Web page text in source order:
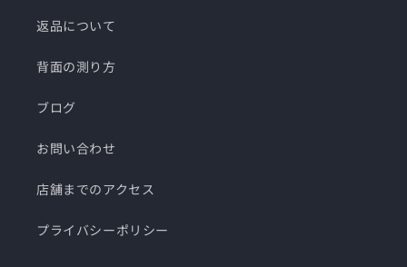
返品について
背面の測り方
ブログ
お問い合わせ
店舗までのアクセス
プライバシーポリシー